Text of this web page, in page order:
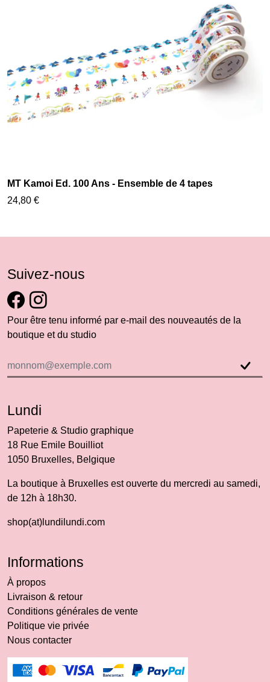
MT Kamoi Ed. 100 Ans - Ensemble de 4 tapes
24,80 €
Suivez-nous
Pour être tenu informé par e-mail des nouveautés de la
boutique et du studio
Lundi
Papeterie & Studio graphique
18 Rue Emile Bouilliot
1050 Bruxelles, Belgique
La boutique à Bruxelles est ouverte du mercredi au samedi,
de 12h à 18h30.
shop(at)lundilundi.com
Informations
À propos
Livraison & retour
Conditions générales de vente
Politique vie privée
Nous contacter